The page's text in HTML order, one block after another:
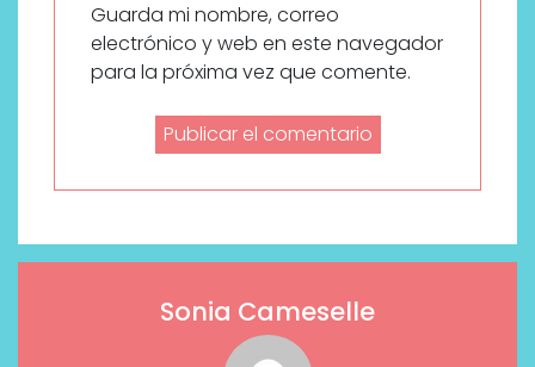
Guarda mi nombre, correo
electrónico y web en este navegador
para la próxima vez que comente.
Sonia Cameselle